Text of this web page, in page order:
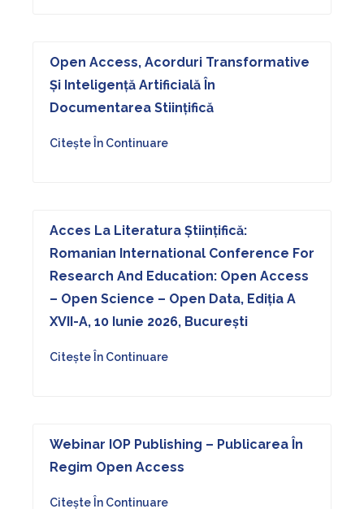
Open Access, Acorduri Transformative
Și Inteligență Artificială În
Documentarea Stiințifică
Citește În Continuare
Acces La Literatura Științifică:
Romanian International Conference For
Research And Education: Open Access
– Open Science – Open Data, Ediţia A
XVII-A, 10 Iunie 2026, București
Citește În Continuare
Webinar IOP Publishing – Publicarea În
Regim Open Access
Citește În Continuare